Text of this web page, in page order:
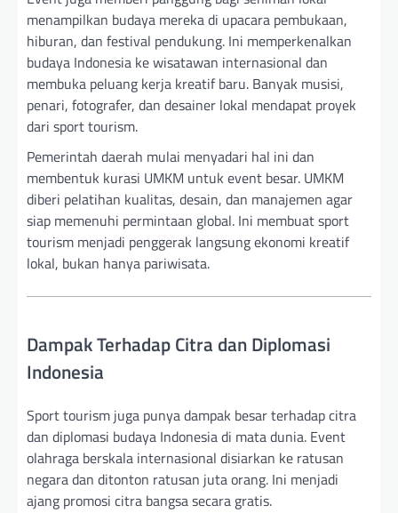
menampilkan budaya mereka di upacara pembukaan,
hiburan, dan festival pendukung. Ini memperkenalkan
budaya Indonesia ke wisatawan internasional dan
membuka peluang kerja kreatif baru. Banyak musisi,
penari, fotografer, dan desainer lokal mendapat proyek
dari sport tourism.
Pemerintah daerah mulai menyadari hal ini dan
membentuk kurasi UMKM untuk event besar. UMKM
diberi pelatihan kualitas, desain, dan manajemen agar
siap memenuhi permintaan global. Ini membuat sport
tourism menjadi penggerak langsung ekonomi kreatif
lokal, bukan hanya pariwisata.
Dampak Terhadap Citra dan Diplomasi
Indonesia
Sport tourism juga punya dampak besar terhadap citra
dan diplomasi budaya Indonesia di mata dunia. Event
olahraga berskala internasional disiarkan ke ratusan
negara dan ditonton ratusan juta orang. Ini menjadi
ajang promosi citra bangsa secara gratis.